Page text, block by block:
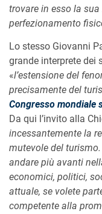
trovare in esso la
perfezionamento
Lo stesso Giovanni
grande interprete dei
«l’estensione del
precisamente del
Congresso mondiale
Da qui l’invito alla
incessantemente la
mutevole del
andare più avanti
economici, politici,
attuale, se volete
competente alla